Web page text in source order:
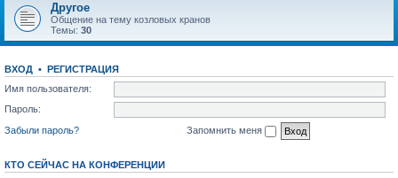
Другое
Общение на тему козловых кранов
Темы: 30
ВХОД • РЕГИСТРАЦИЯ
Имя пользователя:
Пароль:
Забыли пароль?
Запомнить меня
КТО СЕЙЧАС НА КОНФЕРЕНЦИИ